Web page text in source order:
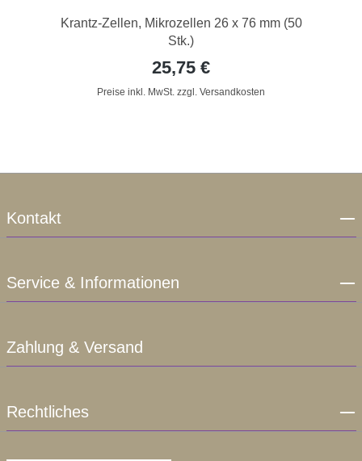
Krantz-Zellen, Mikrozellen 26 x 76 mm (50
Stk.)
25,75 €
Preise inkl. MwSt. zzgl. Versandkosten
Kontakt
Service & Informationen
Zahlung & Versand
Rechtliches